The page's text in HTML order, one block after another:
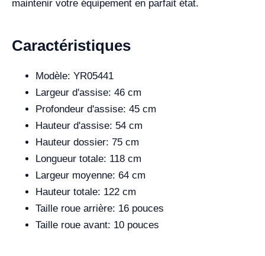
maintenir votre équipement en parfait état.
Caractéristiques
Modèle: YR05441
Largeur d'assise: 46 cm
Profondeur d'assise: 45 cm
Hauteur d'assise: 54 cm
Hauteur dossier: 75 cm
Longueur totale: 118 cm
Largeur moyenne: 64 cm
Hauteur totale: 122 cm
Taille roue arrière: 16 pouces
Taille roue avant: 10 pouces